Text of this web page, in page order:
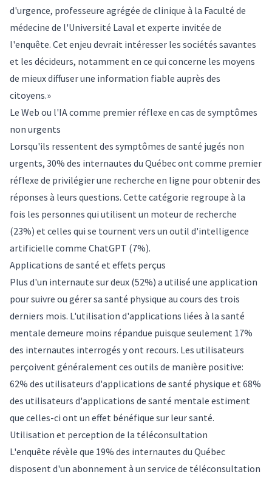
d'urgence, professeure agrégée de clinique à la Faculté de
médecine de l'Université Laval et experte invitée de
l'enquête. Cet enjeu devrait intéresser les sociétés savantes
et les décideurs, notamment en ce qui concerne les moyens
de mieux diffuser une information fiable auprès des
citoyens.»
Le Web ou l'IA comme premier réflexe en cas de symptômes
non urgents
Lorsqu'ils ressentent des symptômes de santé jugés non
urgents, 30% des internautes du Québec ont comme premier
réflexe de privilégier une recherche en ligne pour obtenir des
réponses à leurs questions. Cette catégorie regroupe à la
fois les personnes qui utilisent un moteur de recherche
(23%) et celles qui se tournent vers un outil d'intelligence
artificielle comme ChatGPT (7%).
Applications de santé et effets perçus
Plus d'un internaute sur deux (52%) a utilisé une application
pour suivre ou gérer sa santé physique au cours des trois
derniers mois. L'utilisation d'applications liées à la santé
mentale demeure moins répandue puisque seulement 17%
des internautes interrogés y ont recours. Les utilisateurs
perçoivent généralement ces outils de manière positive:
62% des utilisateurs d'applications de santé physique et 68%
des utilisateurs d'applications de santé mentale estiment
que celles-ci ont un effet bénéfique sur leur santé.
Utilisation et perception de la téléconsultation
L'enquête révèle que 19% des internautes du Québec
disposent d'un abonnement à un service de téléconsultation